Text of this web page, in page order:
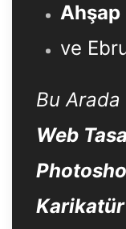
Ahşap
ve
Bu
Web
Karikatür